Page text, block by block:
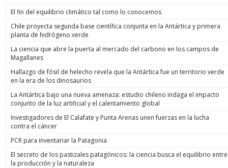
El fin del equilibrio climático tal como lo conocemos
Chile proyecta segunda base científica conjunta en la Antártica y primera
planta de hidrógeno verde
La ciencia que abre la puerta al mercado del carbono en los campos de
Magallanes
Hallazgo de fósil de helecho revela que la Antártica fue un territorio verde
en la era de los dinosaurios
La Antártica bajo una nueva amenaza: estudio chileno indaga el impacto
conjunto de la luz artificial y el calentamiento global
Investigadores de El Calafate y Punta Arenas unen fuerzas en la lucha
contra el cáncer
PCR para inventariar la Patagonia
El secreto de los pastizales patagónicos: la ciencia busca el equilibrio entre
la producción y la naturaleza